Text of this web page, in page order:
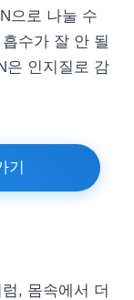
으로 나눌 수
수가 잘 안 될
은 인지질로 감
기
, 몸속에서 더